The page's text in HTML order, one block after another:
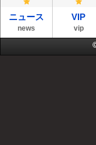
ニュース
news
VIP
vip